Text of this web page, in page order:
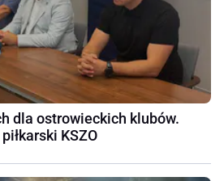
dla ostrowieckich klubów.
KSZO